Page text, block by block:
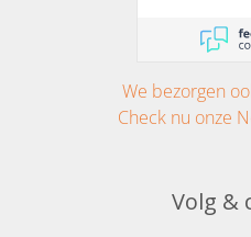
We bezorgen
Check nu onze
Volg &